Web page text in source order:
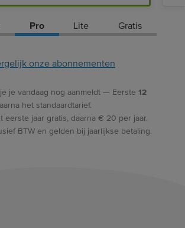
Pro Lite Gratis
onze abonnementen
je vandaag nog aanmeldt — Eerste 12
het standaardtarief.
eerste jaar gratis, daarna € 20 per jaar.
BTW en gelden bij jaarlijkse betaling.